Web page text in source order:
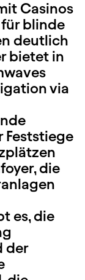
Casinos
blinde
deutlich
bietet in
via
Feststiege
die
es, die
der